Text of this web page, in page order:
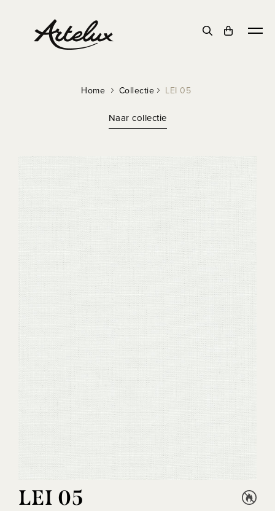
Home Collectie LEI 05
Naar collectie
LEI 05